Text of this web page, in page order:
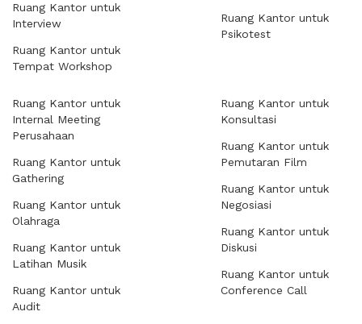
Ruang Kantor untuk
Interview
Ruang Kantor untuk
Tempat Workshop
Ruang Kantor untuk
Psikotest
Ruang Kantor untuk
Internal Meeting
Perusahaan
Ruang Kantor untuk
Gathering
Ruang Kantor untuk
Olahraga
Ruang Kantor untuk
Latihan Musik
Ruang Kantor untuk
Audit
Ruang Kantor untuk
Konsultasi
Ruang Kantor untuk
Pemutaran Film
Ruang Kantor untuk
Negosiasi
Ruang Kantor untuk
Diskusi
Ruang Kantor untuk
Conference Call